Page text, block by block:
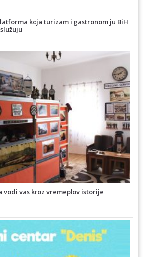
koja turizam i gastronomiju BiH
vodi vas kroz vremeplov istorije